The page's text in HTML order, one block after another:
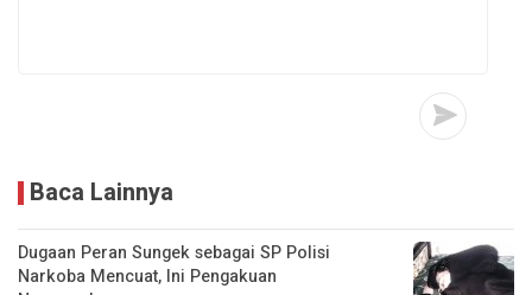
Baca Lainnya
Dugaan Peran Sungek sebagai SP Polisi
Narkoba Mencuat, Ini Pengakuan